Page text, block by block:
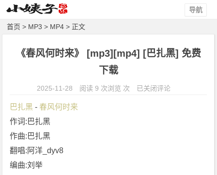
导航
首页 > MP3 > MP4 > 正文
《春风何时来》 [mp3][mp4] [巴扎黑] 免费
下载
2025-11-28 阅读 9 次浏览 次
《春
已关闭评论
巴扎黑 - 春风何时来
作词:巴扎黑
作曲:巴扎黑
翻唱:阿洋_dyv8
编曲:刘举